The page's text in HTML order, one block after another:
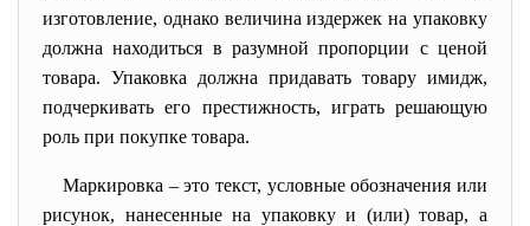
изготовление, однако величина издержек на упаковку
должна находиться в разумной пропорции с ценой
товара. Упаковка должна придавать товару имидж,
подчеркивать его престижность, играть решающую
роль при покупке товара.
Маркировка – это текст, условные обозначения или
рисунок, нанесенные на упаковку и (или) товар, а